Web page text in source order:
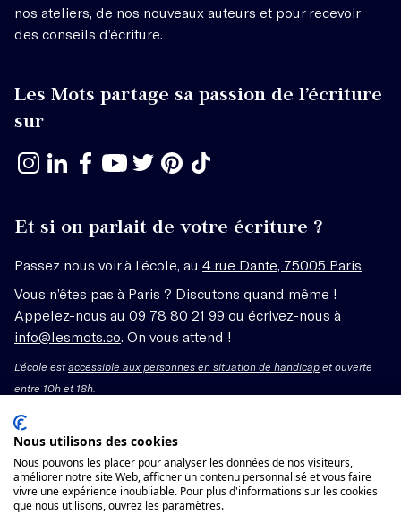
nos ateliers, de nos nouveaux auteurs et pour recevoir
des conseils d’écriture.
Les Mots partage sa passion de l’écriture
sur
Et si on parlait de votre écriture ?
Passez nous voir à l’école, au 4 rue Dante, 75005 Paris
Vous n’êtes pas à Paris ? Discutons quand même !
Appelez-nous au 09 78 80 21 99 ou écrivez-nous à
info@lesmots.co . On vous attend !
L'école estaccessible aux personnes en situation de handicap et ouverte
entre 10h et 18h.
Mentions légales – CGV
Organisme de formation enregistré sous le numéro
11755662775 auprès du préfet de région Île-de-France.
Nous utilisons des cookies
Nous pouvons les placer pour analyser les données de nos visiteurs,
améliorer notre site Web, afficher un contenu personnalisé et vous faire
vivre une expérience inoubliable. Pour plus d'informations sur les cookies
que nous utilisons, ouvrez les paramètres.